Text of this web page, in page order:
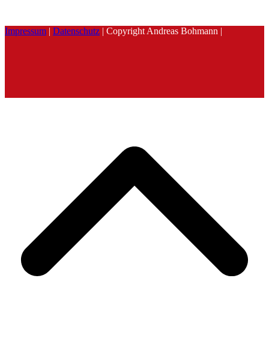
Impressum | Datenschutz | Copyright Andreas Bohmann |